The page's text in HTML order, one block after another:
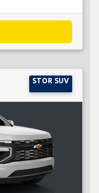
STOR SUV